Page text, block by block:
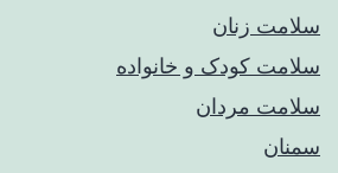
سلامت زنان
سلامت کودک‌ و خانواده
سلامت مردان
سمنان